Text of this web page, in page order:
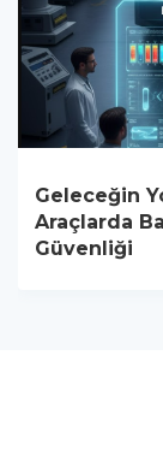
Geleceğin
Araçlarda
Güvenliği